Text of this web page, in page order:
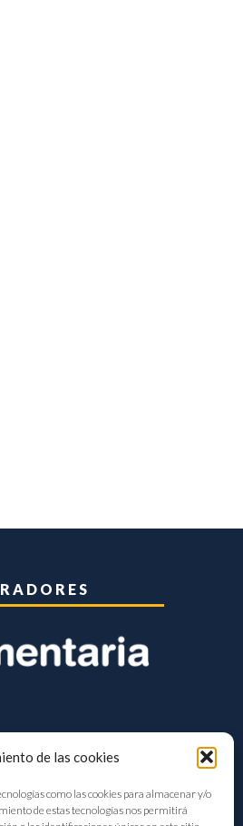
de las cookies
como las cookies para almacenar y/o
de estas tecnologías nos permitirá